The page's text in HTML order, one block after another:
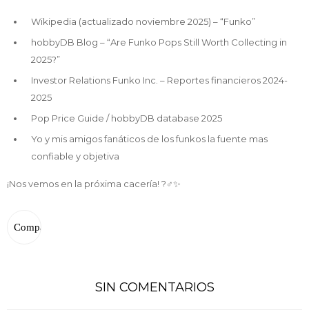
Wikipedia (actualizado noviembre 2025) – “Funko”
hobbyDB Blog – “Are Funko Pops Still Worth Collecting in
2025?”
Investor Relations Funko Inc. – Reportes financieros 2024-
2025
Pop Price Guide / hobbyDB database 2025
Yo y mis amigos fanáticos de los funkos la fuente mas
confiable y objetiva
¡Nos vemos en la próxima cacería! ?️‍♂️✨
SIN COMENTARIOS